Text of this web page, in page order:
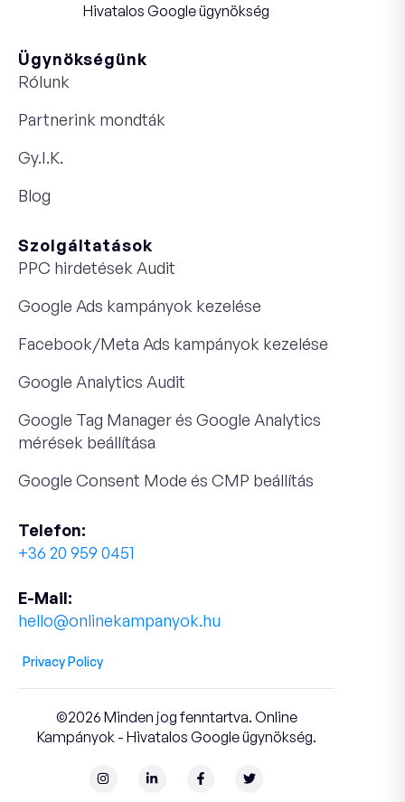
Hivatalos Google ügynökség
Ügynökségünk
Rólunk
Partnerink mondták
Gy.I.K.
Blog
Szolgáltatások
PPC hirdetések Audit
Google Ads kampányok kezelése
Facebook/Meta Ads kampányok kezelése
Google Analytics Audit
Google Tag Manager és Google Analytics
mérések beállítása
Google Consent Mode és CMP beállítás
Telefon:
+36 20 959 0451
E-Mail:
hello@onlinekampanyok.hu
Privacy Policy
©2026 Minden jog fenntartva. Online
Kampányok - Hivatalos Google ügynökség.